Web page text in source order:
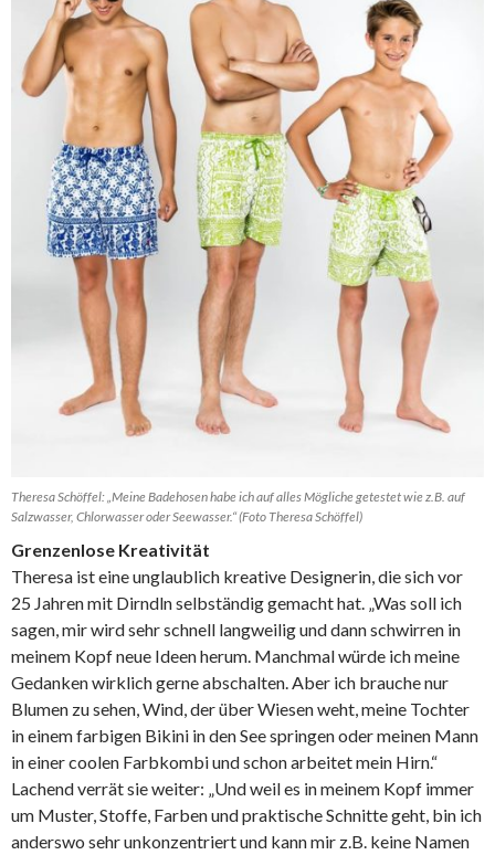
Theresa Schöffel: „Meine Badehosen habe ich auf alles Mögliche getestet wie z.B. auf
Salzwasser, Chlorwasser oder Seewasser.“ (Foto Theresa Schöffel)
Grenzenlose Kreativität
Theresa ist eine unglaublich kreative Designerin, die sich vor
25 Jahren mit Dirndln selbständig gemacht hat. „Was soll ich
sagen, mir wird sehr schnell langweilig und dann schwirren in
meinem Kopf neue Ideen herum. Manchmal würde ich meine
Gedanken wirklich gerne abschalten. Aber ich brauche nur
Blumen zu sehen, Wind, der über Wiesen weht, meine Tochter
in einem farbigen Bikini in den See springen oder meinen Mann
in einer coolen Farbkombi und schon arbeitet mein Hirn.“
Lachend verrät sie weiter: „Und weil es in meinem Kopf immer
um Muster, Stoffe, Farben und praktische Schnitte geht, bin ich
anderswo sehr unkonzentriert und kann mir z.B. keine Namen